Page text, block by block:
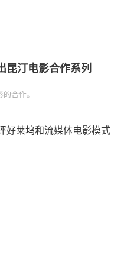
昆汀电影合作系列
合作。